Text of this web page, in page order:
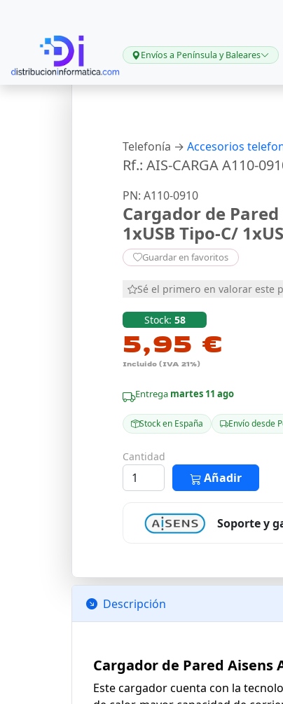
Envíos a Península y Baleares
Telefonía → Accesorios
Rf.: AIS-CARGA A110-
PN: A110-0910
Cargador de
1xUSB Tipo-C/
Guardar en favoritos
Sé el primero en valorar este
Stock: 58
5,95 €
Incluido (IVA 21%)
Entrega martes 11 ago
Stock en España Envío desde
Cantidad
Añadir
Soporte y
Descripción
Cargador de Pared Aisens
Este cargador cuenta con la